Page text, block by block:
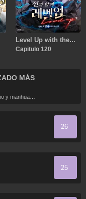
Level Up with the
Gods
Capitulo 120
MÁS
y manhua
línea gratis!
26
25